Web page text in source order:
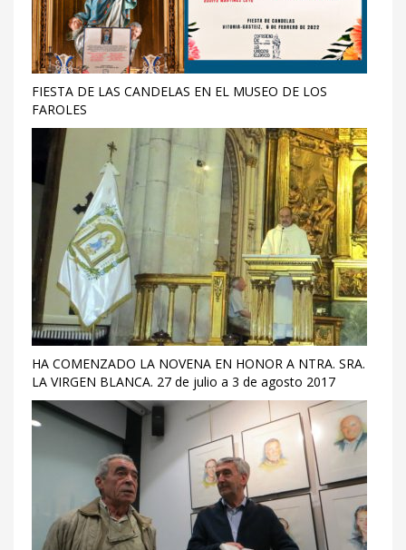
FIESTA DE LAS CANDELAS EN EL MUSEO DE LOS
FAROLES
HA COMENZADO LA NOVENA EN HONOR A NTRA. SRA.
LA VIRGEN BLANCA. 27 de julio a 3 de agosto 2017